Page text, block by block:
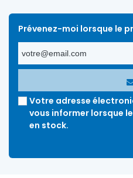
Prévenez-moi lorsque le
Votre adresse
vous informer lorsque
en stock.